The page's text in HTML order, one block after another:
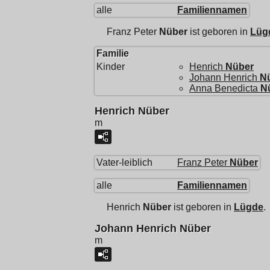
alle Familiennamen
Franz Peter Nüber ist geboren in
Familie
Kinder
Henrich Nüber
Johann Henrich
Anna Benedicta
Henrich Nüber
m
Vater-leiblich Franz Peter Nüber
alle Familiennamen
Henrich Nüber ist geboren in Lügde.
Johann Henrich Nüber
m